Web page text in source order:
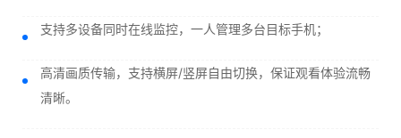
支持多设备同时在线监控，一人管理多台目标手机；
高清画质传输，支持横屏/竖屏自由切换，保证观看体验流畅
清晰。